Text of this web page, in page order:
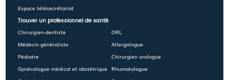
Espace télésecrétariat
Trouver un professionnel de santé
Chirurgien-dentiste
Médecin généraliste
Pédiatre
Gynécologue médical et obstétrique
ORL
Allergologue
Chirurgien urologue
Rhumatologue